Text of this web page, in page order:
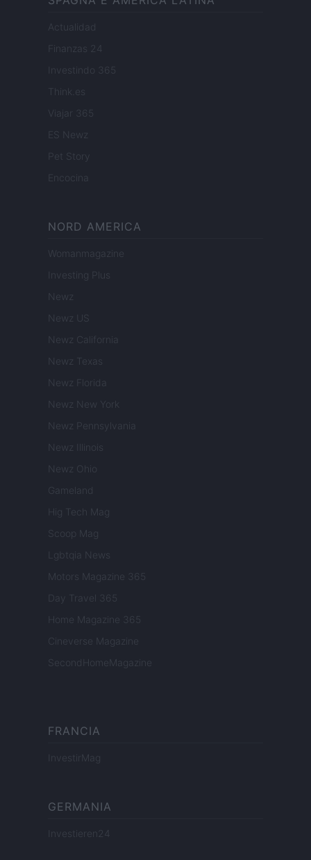
Actualidad
Finanzas 24
Investindo 365
Think.es
Viajar 365
ES Newz
Pet Story
Encocina
NORD AMERICA
Womanmagazine
Investing Plus
Newz
Newz US
Newz California
Newz Texas
Newz Florida
Newz New York
Newz Pennsylvania
Newz Illinois
Newz Ohio
Gameland
Hig Tech Mag
Scoop Mag
Lgbtqia News
Motors Magazine 365
Day Travel 365
Home Magazine 365
Cineverse Magazine
SecondHomeMagazine
FRANCIA
InvestirMag
GERMANIA
Investieren24